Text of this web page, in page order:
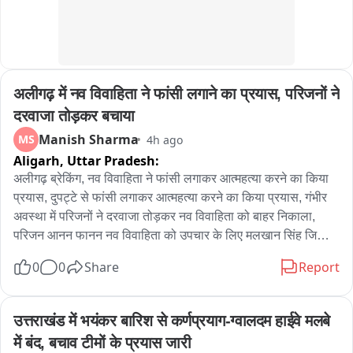
अलीगढ़ में नव विवाहिता ने फांसी लगाने का प्रयास, परिजनों ने
दरवाजा तोड़कर बचाया
MS Manish Sharma 4h ago
Aligarh, Uttar Pradesh:
अलीगढ़ ब्रेकिंग, नव विवाहिता ने फांसी लगाकर आत्महत्या करने का किया
प्रयास, दुपट्टे से फांसी लगाकर आत्महत्या करने का किया प्रयास, गंभीर
अवस्था में परिजनों ने दरवाजा तोड़कर नव विवाहिता को बाहर निकाला,
परिजन आनन फानन नव विवाहिता को उपचार के लिए मलखान सिंह जिला
कॉलेज के लिए किया रेफर, अलीगढ़ के थाना गांधी पार्क के इलाके के
0 0 Share Report
उत्तराखंड में भयंकर बारिश से कर्णप्रयाग-ग्वालदम हाईवे मलबे
में बंद, बचाव टीमों के प्रयास जारी